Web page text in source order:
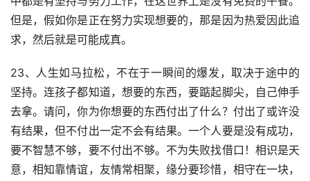
但是，假如你是正在努力实现想要的，那是因为热爱因此追
求，然后就是可能成真。
23、人生如马拉松，不在于一瞬间的爆发，取决于途中的
坚持。连孩子都知道，想要的东西，要踮起脚尖，自己伸手
去拿。请问，你为你想要的东西付出了什么？付出了或许没
有结果，但不付出一定不会有结果。一个人要是没有成功，
要不智慧不够，要不付出不够。不为失败找借口！相识是天
意，相知靠情谊，友情常相聚，缘分要珍惜，相守在一块，